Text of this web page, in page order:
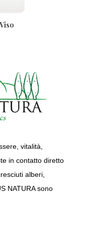
vitalità,
in contatto diretto
alberi,
NATURA sono